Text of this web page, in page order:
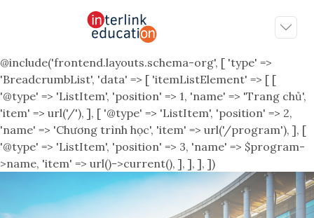
@include('frontend.layouts.schema-org', [ 'type' =>
'BreadcrumbList', 'data' => [ 'itemListElement' => [ [
'@type' => 'ListItem', 'position' => 1, 'name' => 'Trang chủ',
'item' => url('/'), ], [ '@type' => 'ListItem', 'position' => 2,
'name' => 'Chương trình học', 'item' => url('/program'), ], [
'@type' => 'ListItem', 'position' => 3, 'name' => $program-
>name, 'item' => url()->current(), ], ], ], ])